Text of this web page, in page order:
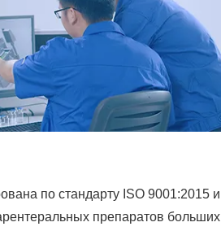
по стандарту ISO 9001:2015 и
препаратов больших